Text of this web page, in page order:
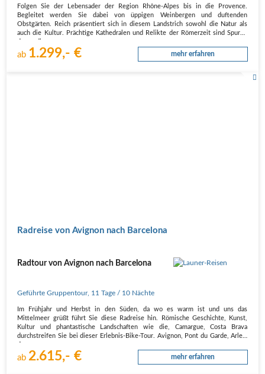
Folgen Sie der Lebensader der Region Rhône-Alpes bis in die Provence.
Begleitet werden Sie dabei von üppigen Weinbergen und duftenden
Obstgärten. Reich präsentiert sich in diesem Landstrich sowohl die Natur als
auch die Kultur. Prächtige Kathedralen und Relikte der Römerzeit sind Spuren
ab 1.299,- € mehr erfahren
Radreise von Avignon nach Barcelona
Radtour von Avignon nach Barcelona
Geführte Gruppentour, 11 Tage / 10 Nächte
Im Frühjahr und Herbst in den Süden, da wo es warm ist und uns das
Mittelmeer grüßt führt Sie diese Radreise hin. Römische Geschichte, Kunst,
Kultur und phantastische Landschaften wie die, Camargue, Costa Brava
durchstreifen Sie bei dieser Erlebnis-Bike-Tour. Avignon, Pont du Garde, Arles,
ab 2.615,- € mehr erfahren